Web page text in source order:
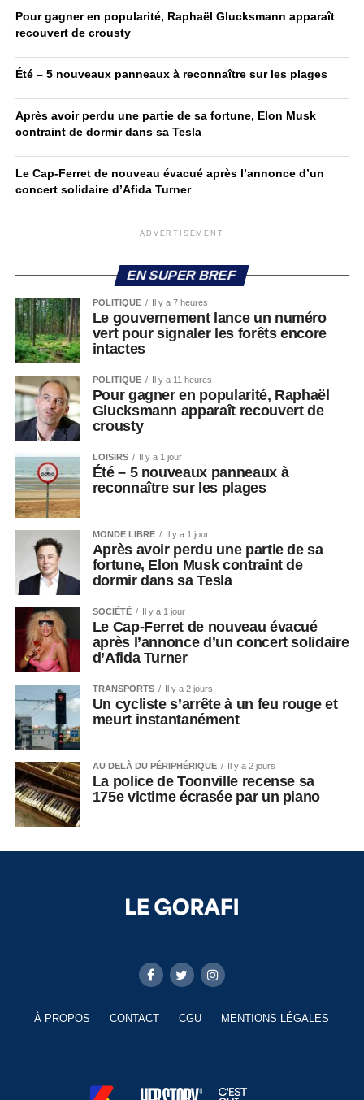
Pour gagner en popularité, Raphaël Glucksmann apparaît
recouvert de crousty
Été – 5 nouveaux panneaux à reconnaître sur les plages
Après avoir perdu une partie de sa fortune, Elon Musk
contraint de dormir dans sa Tesla
Le Cap-Ferret de nouveau évacué après l’annonce d’un
concert solidaire d’Afida Turner
ADVERTISEMENT
EN SUPER BREF
POLITIQUE Il y a 7 heures
Le gouvernement lance un numéro
vert pour signaler les forêts encore
intactes
POLITIQUE Il y a 11 heures
Pour gagner en popularité, Raphaël
Glucksmann apparaît recouvert de
crousty
LOISIRS Il y a 1 jour
Été – 5 nouveaux panneaux à
reconnaître sur les plages
MONDE LIBRE Il y a 1 jour
Après avoir perdu une partie de sa
fortune, Elon Musk contraint de
dormir dans sa Tesla
SOCIÉTÉ Il y a 1 jour
Le Cap-Ferret de nouveau évacué
après l’annonce d’un concert solidaire
d’Afida Turner
TRANSPORTS Il y a 2 jours
Un cycliste s’arrête à un feu rouge et
meurt instantanément
AU DELÀ DU PÉRIPHÉRIQUE Il y a 2 jours
La police de Toonville recense sa
175e victime écrasée par un piano
À PROPOS CONTACT CGU MENTIONS LÉGALES